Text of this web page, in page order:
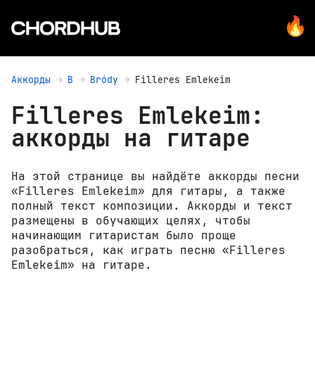
Аккорды B Bródy Filleres Emlekeim
Filleres Emlekeim:
аккорды на гитаре
На этой странице вы найдёте аккорды песни
«Filleres Emlekeim» для гитары, а также
полный текст композиции. Аккорды и текст
размещены в обучающих целях, чтобы
начинающим гитаристам было проще
разобраться, как играть песню «Filleres
Emlekeim» на гитаре.